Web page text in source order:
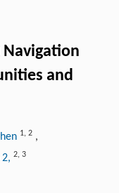
Navigation
and
1, 2,
2, 3